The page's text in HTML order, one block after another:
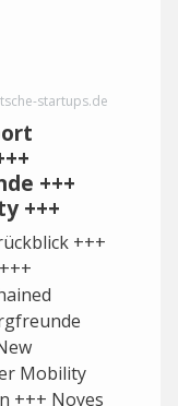
startups.de
+++
+++
+++
Mobility
+++ Noyes